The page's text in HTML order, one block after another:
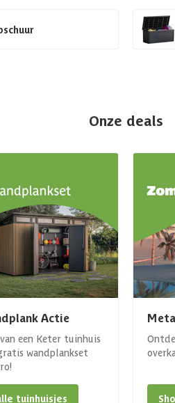
Onze deals
Actie
een Keter tuinhuis
wandplankset
tuinhuisjes